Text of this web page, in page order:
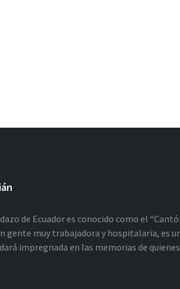
de Ecuador es conocido como el
gente muy trabajadora y hospitalaria, es
impregnada en las memorias de